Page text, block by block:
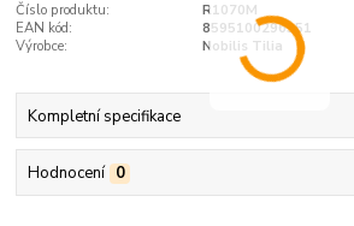
Číslo produktu:
R1070M
EAN kód:
8595100296351
Výrobce:
Nobilis Tilia
Kompletní specifikace
Hodnocení 0